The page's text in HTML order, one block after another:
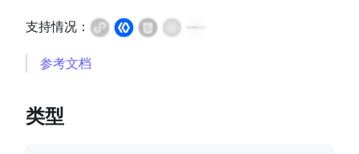
支持情况：
参考文档
类型